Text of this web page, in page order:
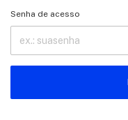
Senha de acesso